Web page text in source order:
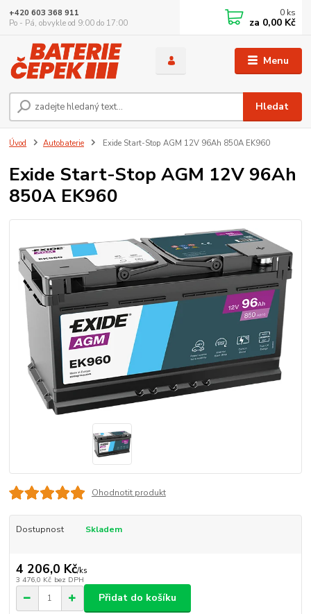
Menu
Hledat
+420 603 368 911
Po - Pá, obvykle od 9:00 do 17:00
0 ks
za 0,00 Kč
Úvod Autobaterie Exide Start-Stop AGM 12V 96Ah 850A EK960
Exide Start-Stop AGM 12V 96Ah
850A EK960
Ohodnotit produkt
Dostupnost Skladem
4 206,0 Kč/ks
3 476,0 Kč bez DPH
Přidat do košíku